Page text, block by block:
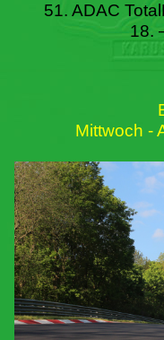
51. ADAC
18.
Mittwoch -